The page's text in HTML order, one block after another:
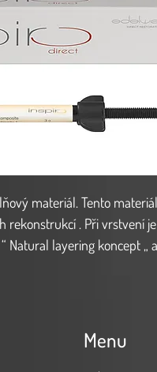
materiál. Tento
rekonstrukcí . Při vrstvení
Natural layering koncept „
BODY pro pokrytí všech
Menu